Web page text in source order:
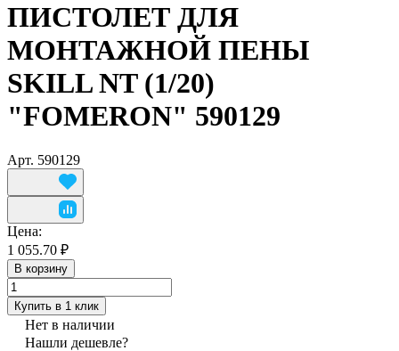
ПИСТОЛЕТ ДЛЯ
МОНТАЖНОЙ ПЕНЫ
SKILL NT (1/20)
"FOMERON" 590129
Арт. 590129
Цена:
1 055.70 ₽
В корзину
Купить в 1 клик
Нет в наличии
Нашли дешевле?